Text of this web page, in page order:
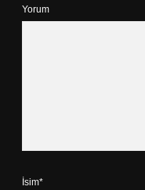
Yorum
İsim*